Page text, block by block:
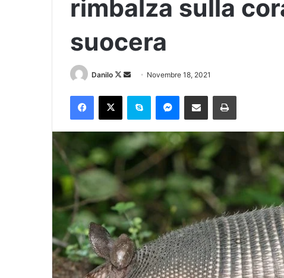
rimbalza sulla
suocera
Danilo Novembre 18, 2021